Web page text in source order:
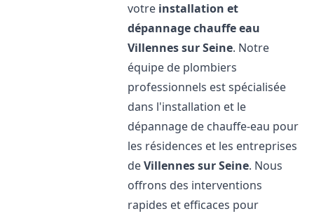
votre installation et
dépannage chauffe eau
Villennes sur Seine. Notre
équipe de plombiers
professionnels est spécialisée
dans l'installation et le
dépannage de chauffe-eau pour
les résidences et les entreprises
deVillennes sur Seine. Nous
offrons des interventions
rapides et efficaces pour